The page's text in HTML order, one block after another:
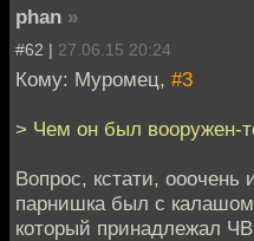
phan »
#62 | 27.06.15 20:24
Кому: Муромец, #3
> Чем он был вооружен-
Вопрос, кстати, ооочень
парнишка был с
который принадлежал